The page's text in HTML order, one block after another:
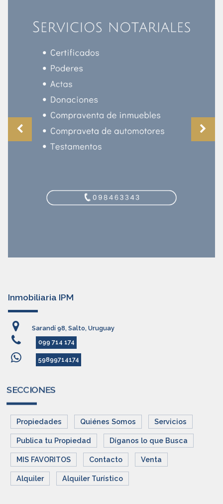
Inmobiliaria IPM
Sarandí 98, Salto, Uruguay
099 714 174
59899714174
SECCIONES
Propiedades Quiénes Somos Servicios
Publica tu Propiedad Díganos lo que Busca
MIS FAVORITOS Contacto Venta
Alquiler Alquiler Turístico